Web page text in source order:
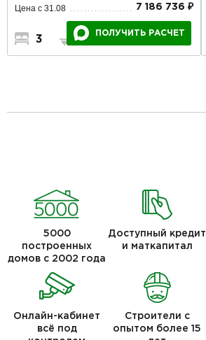
Цена с 31.08 7 186 736 ₽
3 2 1
ПОЛУЧИТЬ РАСЧЕТ
5000
построенных
домов с 2002 года
Доступный кредит
и маткапитал
Онлайн-кабинет
всё под
Строители с
опытом более 15